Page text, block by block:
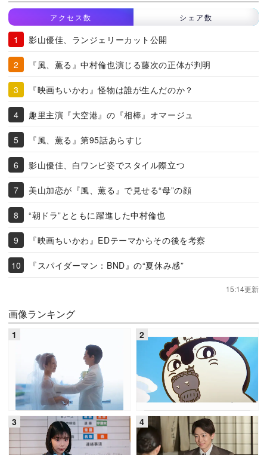
アクセス数 シェア数
影山優佳、ランジェリーカット公開
『風、薫る』中村倫也演じる藤次の正体が判明
『映画ちいかわ』怪物は誰が生んだのか？
趣里主演『大空港』の『相棒』オマージュ
『風、薫る』第95話あらすじ
影山優佳、白ワンピ姿でスタイル際立つ
美山加恋が『風、薫る』で見せる“母”の顔
“朝ドラ”とともに躍進した中村倫也
『映画ちいかわ』EDテーマからその後を考察
『スパイダーマン：BND』の“夏休み感”
15:14更新
画像ランキング